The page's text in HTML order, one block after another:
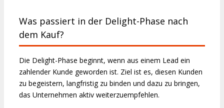
Was passiert in der Delight-Phase nach
dem Kauf?
Die Delight-Phase beginnt, wenn aus einem Lead ein
zahlender Kunde geworden ist. Ziel ist es, diesen Kunden
zu begeistern, langfristig zu binden und dazu zu bringen,
das Unternehmen aktiv weiterzuempfehlen.